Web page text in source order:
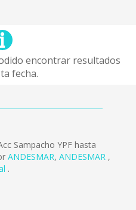
encontrar resultados
fecha.
Sampacho YPF hasta
ANDESMAR, ANDESMAR ,
.